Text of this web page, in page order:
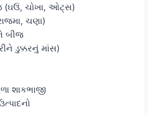
ચોખા, ઓટ્સ)
ચણા)
બીજ
ડુક્કરનું માંસ)
શાકભાજી